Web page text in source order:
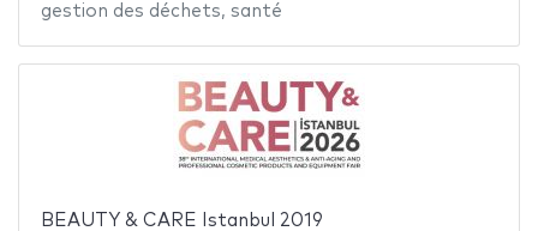
gestion des déchets, santé
BEAUTY & CARE Istanbul 2019